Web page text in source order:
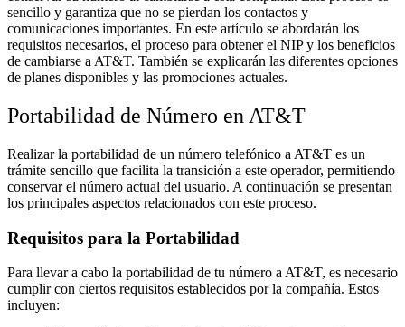
sencillo y garantiza que no se pierdan los contactos y
comunicaciones importantes. En este artículo se abordarán los
requisitos necesarios, el proceso para obtener el NIP y los beneficios
de cambiarse a AT&T. También se explicarán las diferentes opciones
de planes disponibles y las promociones actuales.
Portabilidad de Número en AT&T
Realizar la portabilidad de un número telefónico a AT&T es un
trámite sencillo que facilita la transición a este operador, permitiendo
conservar el número actual del usuario. A continuación se presentan
los principales aspectos relacionados con este proceso.
Requisitos para la Portabilidad
Para llevar a cabo la portabilidad de tu número a AT&T, es necesario
cumplir con ciertos requisitos establecidos por la compañía. Estos
incluyen: